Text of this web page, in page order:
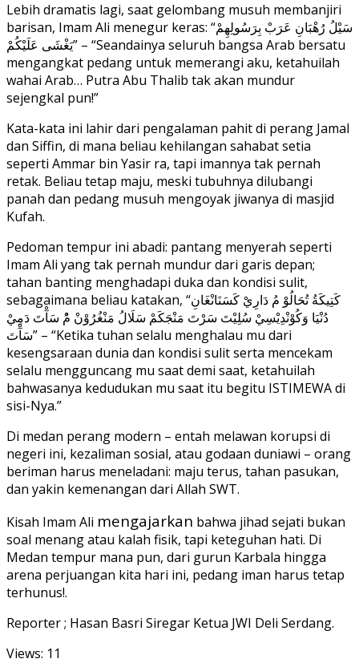
Lebih dramatis lagi, saat gelombang musuh membanjiri
barisan, Imam Ali menegur keras: “سَيْلُ رُهْبَانِ عَرَبْ بِرَسُولِهِمْ
يَغْشَى عَلَيْكُمْ” – “Seandainya seluruh bangsa Arab bersatu
mengangkat pedang untuk memerangi aku, ketahuilah
wahai Arab… Putra Abu Thalib tak akan mundur
sejengkal pun!”
Kata-kata ini lahir dari pengalaman pahit di perang Jamal
dan Siffin, di mana beliau kehilangan sahabat setia
seperti Ammar bin Yasir ra, tapi imannya tak pernah
retak. Beliau tetap maju, meski tubuhnya dilubangi
panah dan pedang musuh mengoyak jiwanya di masjid
Kufah.
Pedoman tempur ini abadi: pantang menyerah seperti
Imam Ali yang tak pernah mundur dari garis depan;
tahan banting menghadapi duka dan kondisi sulit,
sebagaimana beliau katakan, “كَتِيكَةُ تُحَالُوْ مُ دَارِيْ كَسَنَانْغَانِ
دُنْيَا وَكُوْنْدِيْسِيْ سُلِيْتَ سَرْتَ مَنْجَكَمْ سَلَالُ مَنْغُرُوْنْ مُْ سَآْتَ دَمِيْ
سَآْتَ” – “Ketika tuhan selalu menghalau mu dari
kesengsaraan dunia dan kondisi sulit serta mencekam
selalu mengguncang mu saat demi saat, ketahuilah
bahwasanya kedudukan mu saat itu begitu ISTIMEWA di
sisi-Nya.”
Di medan perang modern – entah melawan korupsi di
negeri ini, kezaliman sosial, atau godaan duniawi – orang
beriman harus meneladani: maju terus, tahan pasukan,
dan yakin kemenangan dari Allah SWT.
Kisah Imam Ali mengajarkan bahwa jihad sejati bukan
soal menang atau kalah fisik, tapi keteguhan hati. Di
Medan tempur mana pun, dari gurun Karbala hingga
arena perjuangan kita hari ini, pedang iman harus tetap
terhunus!.
Reporter ; Hasan Basri Siregar Ketua JWI Deli Serdang.
Views: 11